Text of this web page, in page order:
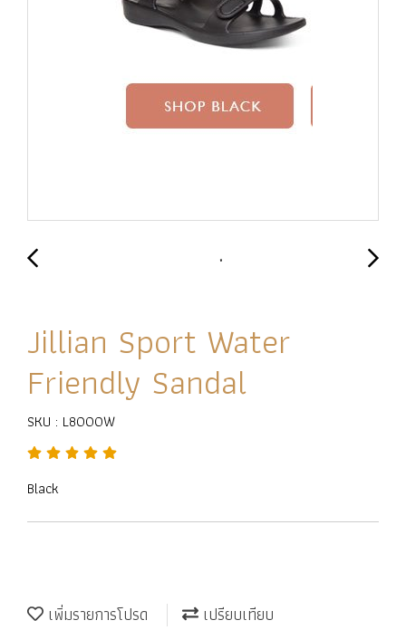
Jillian Sport Water
Friendly Sandal
SKU : L8000W
Black
เพิ่มรายการโปรด เปรียบเทียบ